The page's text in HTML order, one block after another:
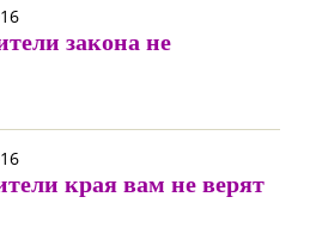
закона не
края вам не верят